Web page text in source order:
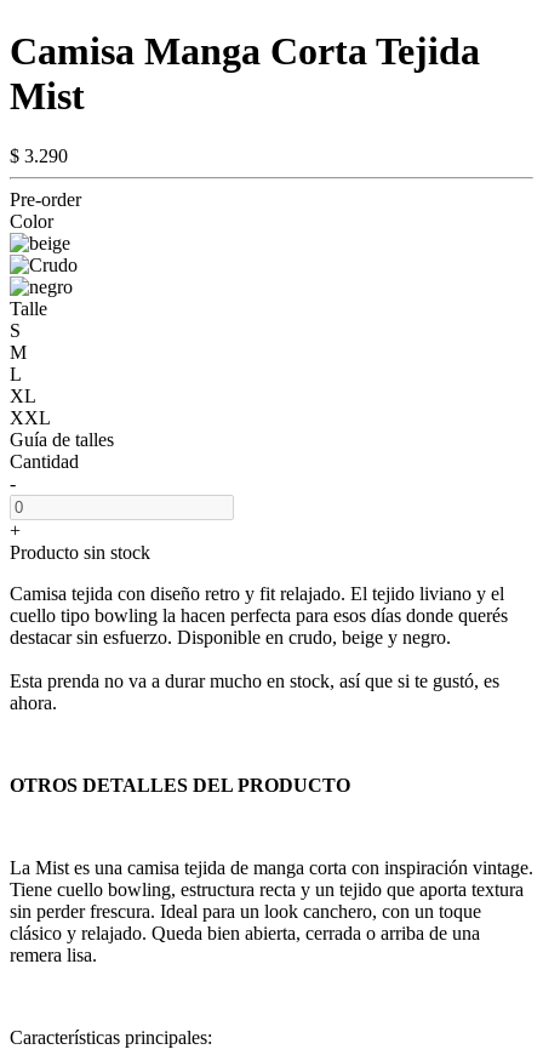
Camisa Manga Corta Tejida
Mist
$ 3.290
Pre-order
Color
Talle
S
M
L
XL
XXL
Guía de talles
Cantidad
-
+
Producto sin stock
Camisa tejida con diseño retro y fit relajado. El tejido liviano y el
cuello tipo bowling la hacen perfecta para esos días donde querés
destacar sin esfuerzo. Disponible en crudo, beige y negro.
Esta prenda no va a durar mucho en stock, así que si te gustó, es
ahora.
OTROS DETALLES DEL PRODUCTO
La Mist es una camisa tejida de manga corta con inspiración vintage.
Tiene cuello bowling, estructura recta y un tejido que aporta textura
sin perder frescura. Ideal para un look canchero, con un toque
clásico y relajado. Queda bien abierta, cerrada o arriba de una
remera lisa.
Características principales: